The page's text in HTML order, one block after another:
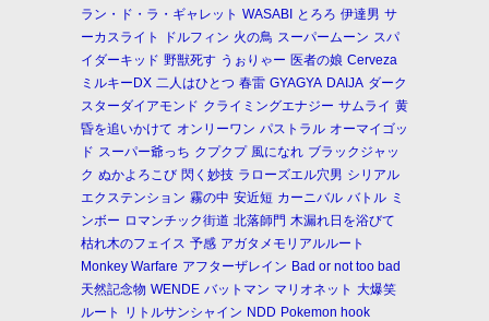
ラン・ド・ラ・ギャレット WASABI とろろ 伊達男 サ
ーカスライト
ドルフィン 火の鳥 スーパームーン スパ
イダーキッド 野獣死す うぉりゃー 医者の娘 Cerveza
ミルキーDX 二人はひとつ 春雷 GYAGYA DAIJA ダーク
スターダイアモンド クライミングエナジー サムライ 黄
昏を追いかけて オンリーワン パストラル オーマイゴッ
ド スーパー爺っち クプクプ 風になれ ブラックジャッ
ク ぬかよろこび 閃く妙技 ラローズエル穴男 シリアル
エクステンション 霧の中 安近短 カーニバル バトル ミ
ンボー ロマンチック街道 北落師門 木漏れ日を浴びて
枯れ木のフェイス 予感 アガタメモリアルルート
Monkey Warfare アフターザレイン Bad or not too bad
天然記念物 WENDE バットマン マリオネット 大爆笑
ルート
リトルサンシャイン NDD Pokemon hook